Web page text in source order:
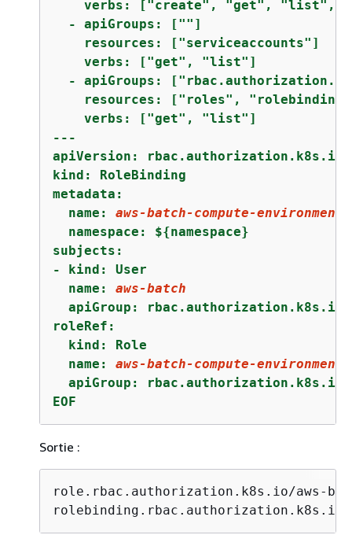
verbs: ["create", "get", "list",
  - apiGroups: [""]
    resources: ["serviceaccounts"]
    verbs: ["get", "list"]
- apiGroups:
resources: ["roles",
    verbs: ["get", "list"]
---
apiVersion: rbac.authorization.k8s.io/
kind: RoleBinding
metadata:
  name:
aws-batch-compute-
  namespace: $
{namespace}
subjects:
- kind: User
  name:
aws-batch
  apiGroup: rbac.authorization.k8s.io
roleRef:
  kind: Role
  name:
aws-batch-compute-
  apiGroup: rbac.authorization.k8s.io
EOF
Sortie :
role.rbac.authorization.k8s.io/aws-
rolebinding.rbac.authorization.k8s.io/